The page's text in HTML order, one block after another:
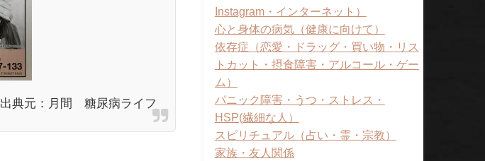
出典元：月間 糖尿病ライフ
Instagram・インターネット）
心と身体の病気（健康に向けて）
依存症（恋愛・ドラッグ・買い物・リス
トカット・摂食障害・アルコール・ゲー
ム）
パニック障害・うつ・ストレス・
HSP(繊細な人）
スピリチュアル（占い・霊・宗教）
家族・友人関係